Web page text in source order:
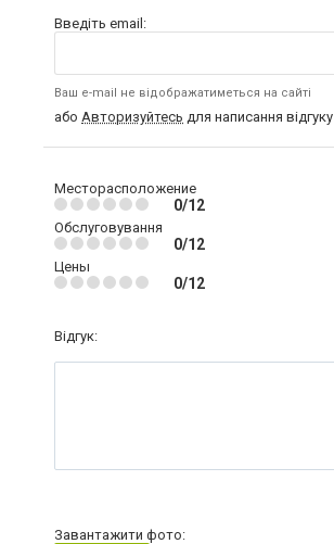
Введіть email:
Ваш e-mail не відображатиметься на сайті
або Авторизуйтесь для написання відгуку
Месторасположение
0/12
Обслуговування
0/12
Цены
0/12
Відгук:
Завантажити фото: